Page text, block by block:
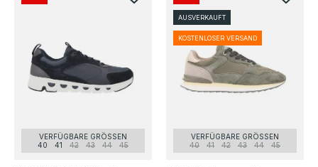
VERFÜGBARE GRÖSSEN
40
41 42 43 44 45
VERFÜGBARE GRÖSSEN
40
41 42 43 44 45
AUSVERKAUFT
KOSTENLOSER VERSAND